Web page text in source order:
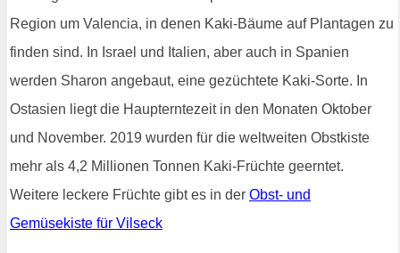
Region um Valencia, in denen Kaki-Bäume auf Plantagen zu
finden sind. In Israel und Italien, aber auch in Spanien
werden Sharon angebaut, eine gezüchtete Kaki-Sorte. In
Ostasien liegt die Haupterntezeit in den Monaten Oktober
und November. 2019 wurden für die weltweiten Obstkiste
mehr als 4,2 Millionen Tonnen Kaki-Früchte geerntet.
Weitere leckere Früchte gibt es in der Obst- und
Gemüsekiste für Vilseck